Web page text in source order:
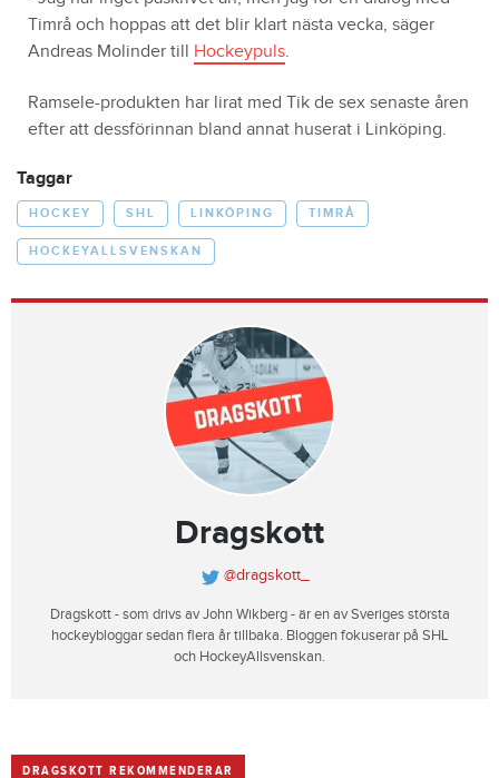
Timrå och hoppas att det blir klart nästa vecka, säger
Andreas Molinder till Hockeypuls.
Ramsele-produkten har lirat med Tik de sex senaste åren
efter att dessförinnan bland annat huserat i Linköping.
Taggar
HOCKEY SHL LINKÖPING TIMRÅ
HOCKEYALLSVENSKAN
Dragskott
@dragskott_
Dragskott - som drivs av John Wikberg - är en av Sveriges största
hockeybloggar sedan flera år tillbaka. Bloggen fokuserar på SHL
och HockeyAllsvenskan.
DRAGSKOTT REKOMMENDERAR